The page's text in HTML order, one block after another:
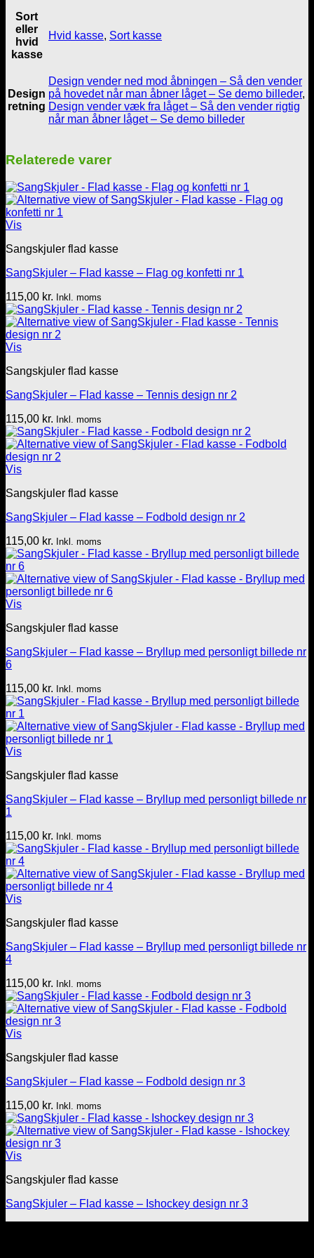
Sort
eller
hvid
kasse
Hvid kasse, Sort kasse
Design
retning
Design vender ned mod åbningen – Så den vender
på hovedet når man åbner låget – Se demo billeder,
Design vender væk fra låget – Så den vender rigtig
når man åbner låget – Se demo billeder
Relaterede varer
Vis
Sangskjuler flad kasse
SangSkjuler – Flad kasse – Flag og konfetti nr 1
115,00 kr. Inkl. moms
Vis
Sangskjuler flad kasse
SangSkjuler – Flad kasse – Tennis design nr 2
115,00 kr. Inkl. moms
Vis
Sangskjuler flad kasse
SangSkjuler – Flad kasse – Fodbold design nr 2
115,00 kr. Inkl. moms
Vis
Sangskjuler flad kasse
SangSkjuler – Flad kasse – Bryllup med personligt billede nr
6
115,00 kr. Inkl. moms
Vis
Sangskjuler flad kasse
SangSkjuler – Flad kasse – Bryllup med personligt billede nr
1
115,00 kr. Inkl. moms
Vis
Sangskjuler flad kasse
SangSkjuler – Flad kasse – Bryllup med personligt billede nr
4
115,00 kr. Inkl. moms
Vis
Sangskjuler flad kasse
SangSkjuler – Flad kasse – Fodbold design nr 3
115,00 kr. Inkl. moms
Vis
Sangskjuler flad kasse
SangSkjuler – Flad kasse – Ishockey design nr 3